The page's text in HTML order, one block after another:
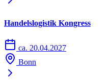
Handelslogistik Kongress
ca. 20.04.2027
Bonn